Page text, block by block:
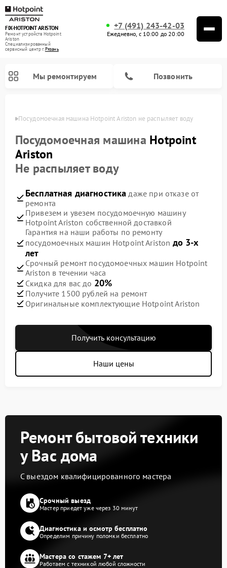
FIX-HOTPOINT ARISTON
Ремонт устройств Hotpoint
Ariston
Специализированный
cервисный центр г.Рязань
+7 (491) 243-42-03
Ежедневно, с 10:00 до 20:00
Мы ремонтируем Позвонить
Посудомоечная машина Hotpoint Ariston не распыляет воду
Посудомоечная машина Hotpoint
Ariston
Не распыляет воду
Бесплатная диагностика даже при отказе от
ремонта
Привезем и увезем посудомоечную машину
Hotpoint Ariston собственной доставкой
Гарантия на наши работы по ремонту
посудомоечных машин Hotpoint Ariston до 3-х
лет
Срочный ремонт посудомоечных машин Hotpoint
Ariston в течении часа
Скидка для вас до 20%
Получите 1500 рублей на ремонт
Оригинальные комплектующие Hotpoint Ariston
Получить консультацию
Наши цены
Ремонт бытовой техники
у Вас дома
С выездом квалифицированного мастера
Срочный выезд
Мастер приедет уже через 30 минут
Диагностика и осмотр бесплатно
Определим причину поломки бесплатно
Мастера со стажем 7+ лет
Работаем с техникой любой сложности